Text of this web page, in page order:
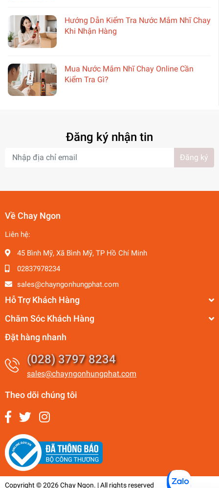
Hướng Dẫn Kiểm Tra Nước Mắm Nhĩ Chay
Khi Nhận Hàng
Mua Nước Mắm Nhĩ Chay Online Cần
Kiểm Tra Gì?
Đăng ký nhận tin
Đăng ký
Về Chay Ngon
Liên hệ:
45 Bình Mỹ, Xã Bình Mỹ, TP Hồ Chí Minh
02837978234
sales@chayngonhungphat.com
Hỗ Trợ Khách Hàng
Chăm Sóc Khách Hàng
Đặt hàng nhanh
(028) 3797 8234
sales@chayngonhungphat.com
Theo dõi chúng tôi
Copyright © 2026 Chay Ngon. | All rights reserved